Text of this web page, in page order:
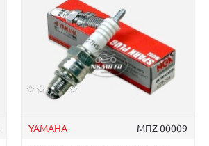
YAMAHA ΜΠΖ-00009